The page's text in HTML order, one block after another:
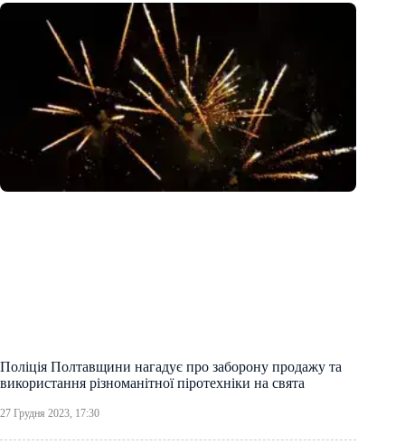
Поліція Полтавщини нагадує про заборону продажу та
використання різноманітної піротехніки на свята
27 Грудня 2023, 17:30